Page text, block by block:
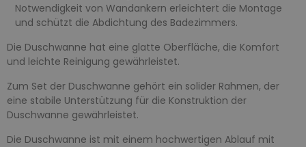
Notwendigkeit von Wandankern erleichtert die Montage
und schützt die Abdichtung des Badezimmers.
Die Duschwanne hat eine glatte Oberfläche, die Komfort
und leichte Reinigung gewährleistet.
Zum Set der Duschwanne gehört ein solider Rahmen, der
eine stabile Unterstützung für die Konstruktion der
Duschwanne gewährleistet.
Die Duschwanne ist mit einem hochwertigen Ablauf mit